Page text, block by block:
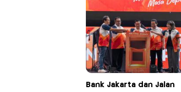
Bank Jakarta dan Jalan